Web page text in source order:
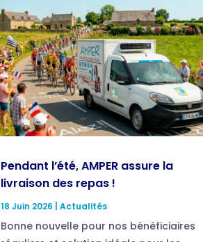
Pendant l’été, AMPER assure la
livraison des repas !
18 Juin 2026 Actualités
Bonne nouvelle pour nos bénéficiaires